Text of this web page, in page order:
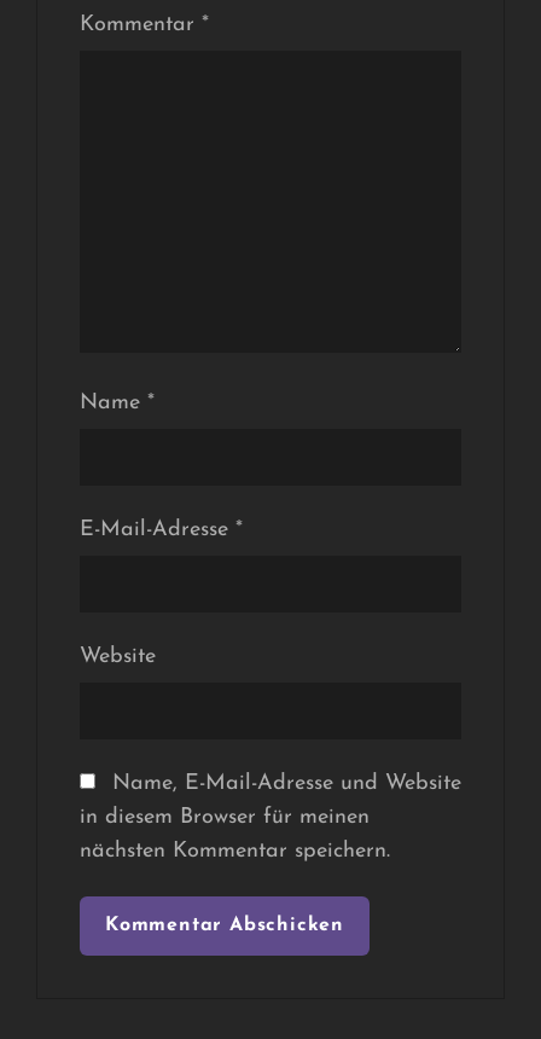
Kommentar *
Name *
E-Mail-Adresse *
Website
Name, E-Mail-Adresse und Website
in diesem Browser für meinen
nächsten Kommentar speichern.